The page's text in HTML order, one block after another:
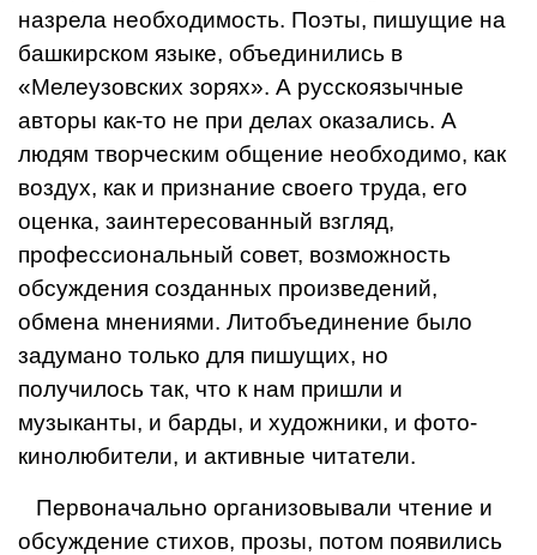
назрела необходимость. Поэты, пишу­щие на
башкирском языке, объединились в
«Мелеузовских зорях». А русскоязычные
авторы как-то не при делах оказались. А
людям творческим общение необ­ходимо, как
воздух, как и признание своего труда, его
оценка, заинтересованный взгляд,
профессиональный совет, возможность
обсуждения созданных произведе­ний,
обмена мнениями. Литобъединение было
задума­но только для пишущих, но
получилось так, что к нам пришли и
музыканты, и барды, и художники, и фото­
кинолюбители, и активные читатели.
Первоначально организовывали чтение и
обсужде­ние стихов, прозы, потом появились